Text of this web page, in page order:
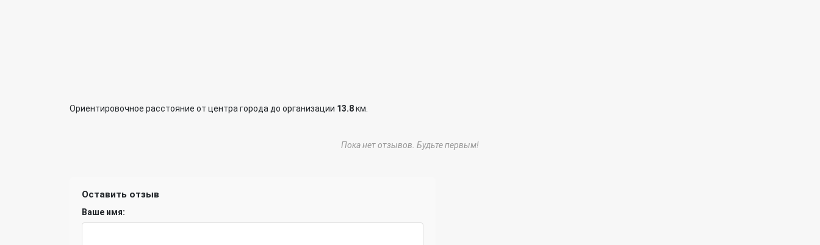
Ориентировочное расстояние от центра города до организации 13.8км.
Пока нет отзывов. Будьте первым!
Оставить отзыв
Ваше имя: